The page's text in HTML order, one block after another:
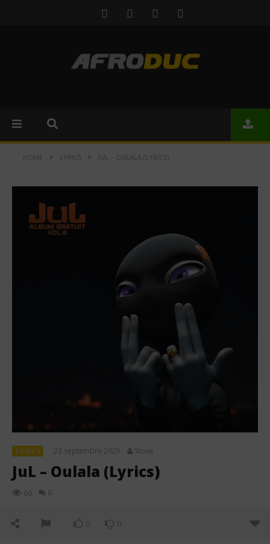
HOME LYRICS JUL – OULALA (LYRICS)
LYRICS 23 septembre 2025 Stone
JuL – Oulala (Lyrics)
60 0
0 0